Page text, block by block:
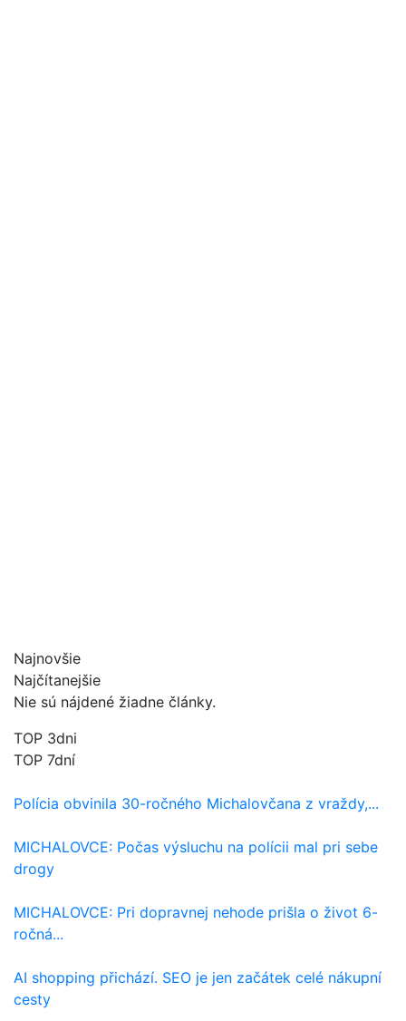
Najnovšie
Najčítanejšie
Nie sú nájdené žiadne články.
TOP 3dni
TOP 7dní
Polícia obvinila 30-ročného Michalovčana z vraždy,...
MICHALOVCE: Počas výsluchu na polícii mal pri sebe
drogy
MICHALOVCE: Pri dopravnej nehode prišla o život 6-
ročná...
AI shopping přichází. SEO je jen začátek celé nákupní
cesty